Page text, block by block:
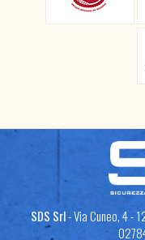
SDS Srl- Via Cuneo, 4 -